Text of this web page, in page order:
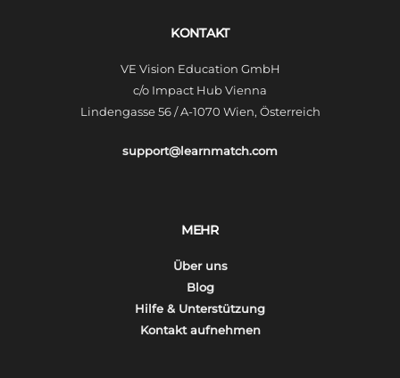
KONTAKT
VE Vision Education GmbH
c/o Impact Hub Vienna
Lindengasse 56 / A-1070 Wien, Österreich
support@learnmatch.com
MEHR
Über uns
Blog
Hilfe & Unterstützung
Kontakt aufnehmen